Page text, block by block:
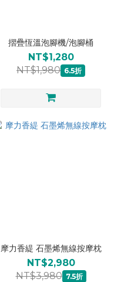
摺疊恆溫泡腳機/泡腳桶
NT$1,280
NT$1,980 6.5折
摩力香緹 石墨烯無線按摩枕
NT$2,980
NT$3,980 7.5折